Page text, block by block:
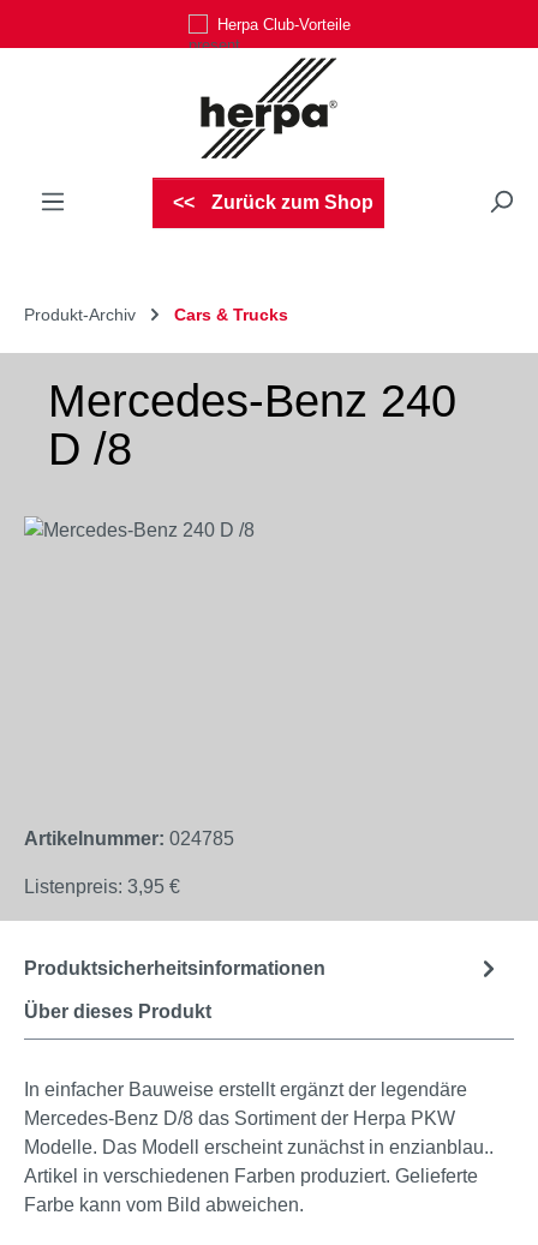
Zum Hauptinhalt springenHerpa Club-Vorteile
Zurück zum Shop
Produkt-Archiv Cars & Trucks
Mercedes-Benz 240
D /8
Bildergalerie überspringen
Artikelnummer: 024785
Listenpreis: 3,95 €
Über dieses Produkt
Produktsicherheitsinformationen
In einfacher Bauweise erstellt ergänzt der legendäre
Mercedes-Benz D/8 das Sortiment der Herpa PKW
Modelle. Das Modell erscheint zunächst in enzianblau..
Artikel in verschiedenen Farben produziert. Gelieferte
Farbe kann vom Bild abweichen.